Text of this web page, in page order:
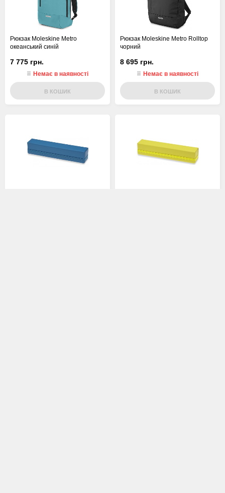
Рюкзак Moleskine Metro
океанський синій
7 775 грн.
Немає в наявності
В КОШИК
Рюкзак Moleskine Metro Rolltop
чорний
8 695 грн.
Немає в наявності
В КОШИК